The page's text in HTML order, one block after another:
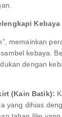
Kebaya
memainkan
kebaya.
dengan
(Kain Batik):
yang dihias